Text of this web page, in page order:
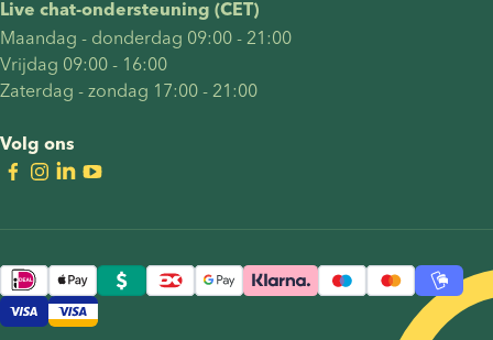
Live chat-ondersteuning (CET)
Maandag - donderdag 09:00 - 21:00
Vrijdag 09:00 - 16:00
Zaterdag - zondag 17:00 - 21:00
Volg ons